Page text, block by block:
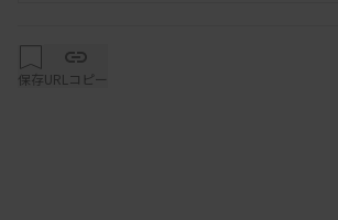
ろもあり、看護師や薬剤師といっ
療職ではなく、あまり知られてい
保存URLコピー